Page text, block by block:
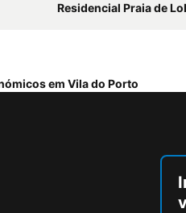
Residencial Praia de
em Vila do Porto